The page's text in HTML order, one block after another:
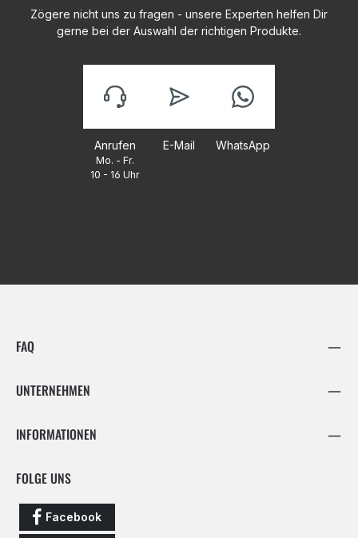
Zögere nicht uns zu fragen - unsere Experten helfen Dir
gerne bei der Auswahl der richtigen Produkte.
Anrufen
Mo. - Fr.
10 - 16 Uhr
E-Mail WhatsApp
FAQ
UNTERNEHMEN
INFORMATIONEN
FOLGE UNS
Facebook